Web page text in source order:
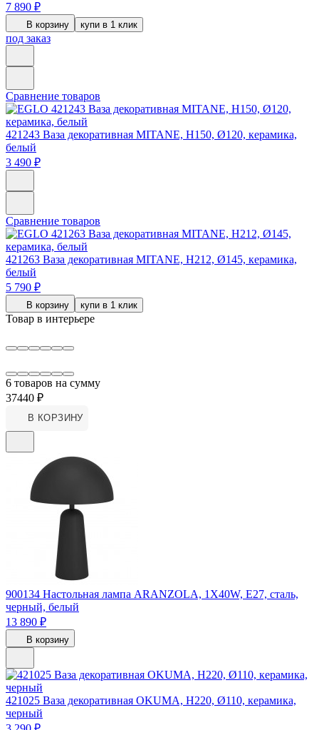
7 890 ₽
В корзину купи в 1 клик
под заказ
Сравнение товаров
421243 Ваза декоративная MITANE, H150, Ø120, керамика,
белый
3 490 ₽
Сравнение товаров
421263 Ваза декоративная MITANE, H212, Ø145, керамика,
белый
5 790 ₽
В корзину купи в 1 клик
Товар в интерьере
6 товаров на сумму
37440 ₽
В КОРЗИНУ
900134 Настольная лампа ARANZOLA, 1X40W, E27, сталь,
черный, белый
13 890 ₽
В корзину
421025 Ваза декоративная OKUMA, H220, Ø110, керамика,
черный